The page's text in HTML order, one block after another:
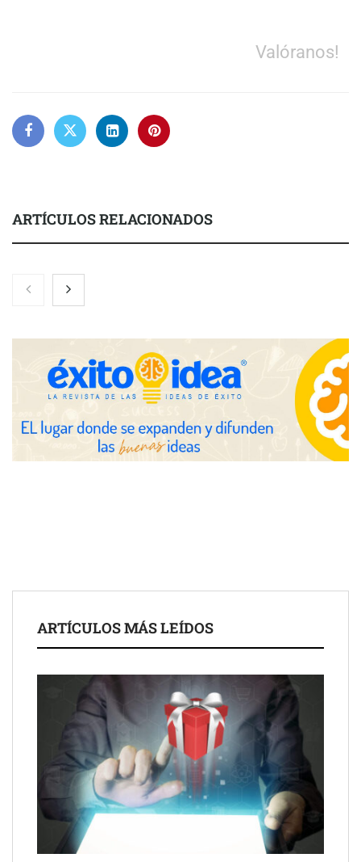
Valóranos!
ARTÍCULOS RELACIONADOS
La luz roja, el nuevo aftersun, actúa en la recuperación de la piel
Eulalia Roig lanza ‘The Journal’, una revista digital mensual de
entrevistas y fotografía editorial
ARTÍCULOS MÁS LEÍDOS